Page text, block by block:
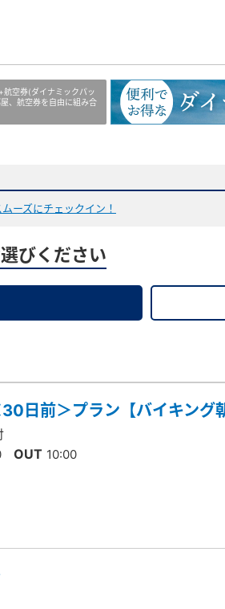
空券(ダイナミックパッ
、航空券を自由に組み合
ーズにチェックイン！
びください
日前＞プラン【バイキング
OUT 10:00